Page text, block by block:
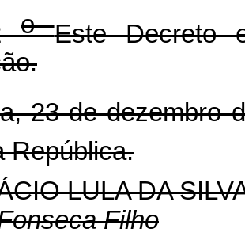
oEste Decreto
23 de dezembro
República.
LULA DA
Filho